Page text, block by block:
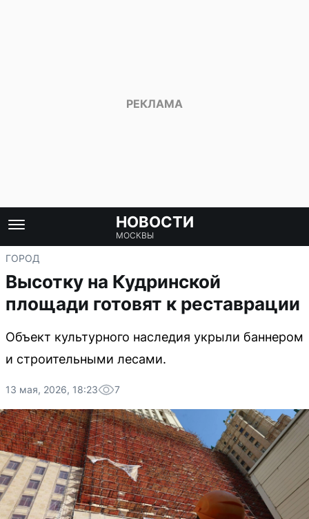
НОВОСТИ
МОСКВЫ
ГОРОД
Высотку на Кудринской
площади готовят к реставрации
Объект культурного наследия укрыли баннером
и строительными лесами.
13 мая, 2026, 18:23 7